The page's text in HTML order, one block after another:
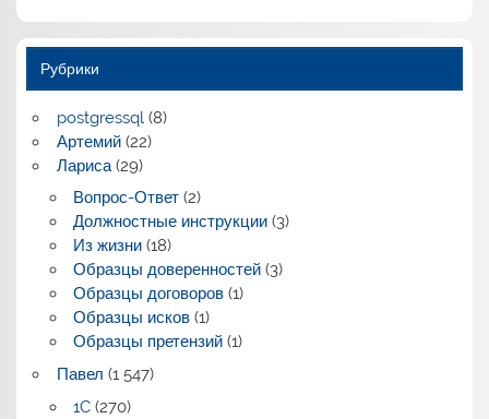
Рубрики
postgressql(8)
Артемий(22)
Лариса(29)
Вопрос-Ответ(2)
Должностные инструкции(3)
Из жизни(18)
Образцы доверенностей(3)
Образцы договоров(1)
Образцы исков(1)
Образцы претензий(1)
Павел (1 547)
1C(270)